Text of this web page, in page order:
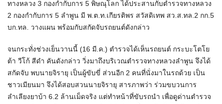
ทางหลวง 3 กองกำกับการ 5 พิษณุโลก ได้ประสานกับตำรวจทางหลวง
2 กองกำกับการ 5 ลำพูน มี พ.ต.ท.เกียรติพร สวัสดิเทพ สว.ส.ทล.2 กก.5
บก.ทล. วางแผน พร้อมกับสกัดจับรถยนต์ดังกล่าว
จนกระทั่งช่วงเย็นวานนี้ (16 มี.ค.) ตำรวจได้เห็นรถยนต์ กระบะโตโย
ต้า วีโก้ สีดำ คันดังกล่าว วิ่งมาถึงบริเวณตำรวจทางหลวงลำพูน จึงได้
สกัดจับ พบนายจิรายุ เป็นผู้ขับขี่ ส่วนอีก 2 คนที่นั่งมาในรถด้วย เป็น
ชาวเมียนมา จึงได้สอบสวนนายจิรายุ สารภาพว่า ร่วมขบวนการ
ลำเลียงยาบ้า 6.2 ล้านเม็ดจริง แต่ทำหน้าที่ขับรถนำ เพื่อดูด่านตำรวจ